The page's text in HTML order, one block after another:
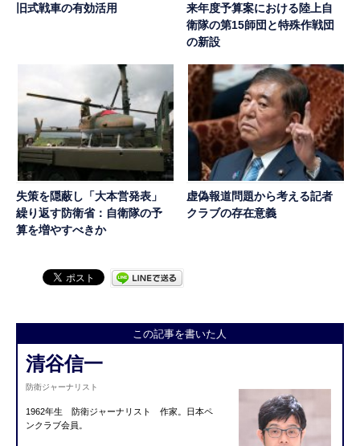
旧式戦車の有効活用
来年度予算案における陸上自
衛隊の第15師団と特殊作戦団
の新設
失策を隠蔽し「大本営発表」
繰り返す防衛省：自衛隊の予
算を増やすべきか
虚偽報道問題から考える記者
クラブの存在意義
この記事を書いた人
清谷信一
防衛ジャーナリスト
1962年生 防衛ジャーナリスト 作家。日本ペ
ンクラブ会員。